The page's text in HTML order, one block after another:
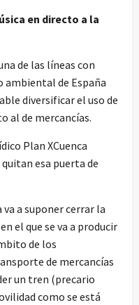
en directo a la
de las líneas con
de España
diversificar el uso de
al de mercancías.
Plan XCuenca
esa puerta de
a suponer cerrar la
el que se va a producir
de los
de mercancías
un tren (precario
como se está